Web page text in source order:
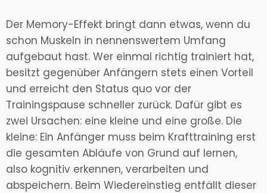
Der Memory-Effekt bringt dann etwas, wenn du
schon Muskeln in nennenswertem Umfang
aufgebaut hast. Wer einmal richtig trainiert hat,
besitzt gegenüber Anfängern stets einen Vorteil
und erreicht den Status quo vor der
Trainingspause schneller zurück. Dafür gibt es
zwei Ursachen: eine kleine und eine große. Die
kleine: Ein Anfänger muss beim Krafttraining erst
die gesamten Abläufe von Grund auf lernen,
also kognitiv erkennen, verarbeiten und
abspeichern. Beim Wiedereinstieg entfällt dieser